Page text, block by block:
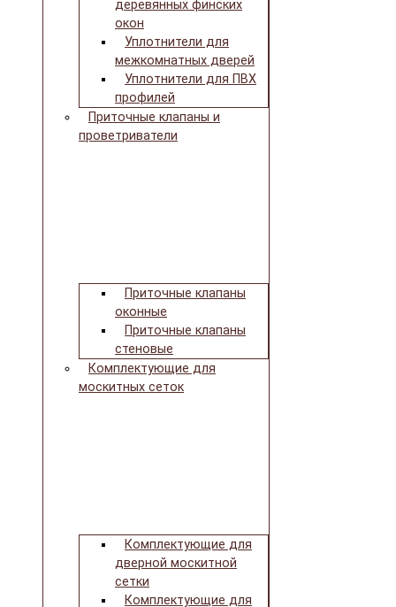
деревянных финских
окон
Уплотнители для
межкомнатных дверей
Уплотнители для ПВХ
профилей
Приточные клапаны и
проветриватели
Приточные клапаны
оконные
Приточные клапаны
стеновые
Комплектующие для
москитных сеток
Комплектующие для
дверной москитной
сетки
Комплектующие для